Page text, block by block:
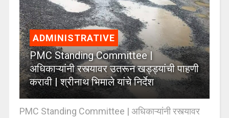
ADMINISTRATIVE
PMC Standing Committee |
अधिकाऱ्यांनी रस्त्यावर उतरून खड्ड्यांची पाहणी
करावी | श्रीनाथ भिमाले यांचे निर्देश
PMC Standing Committee | अधिकाऱ्यांनी रस्त्यावर